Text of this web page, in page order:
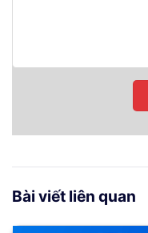
Bài viết liên quan